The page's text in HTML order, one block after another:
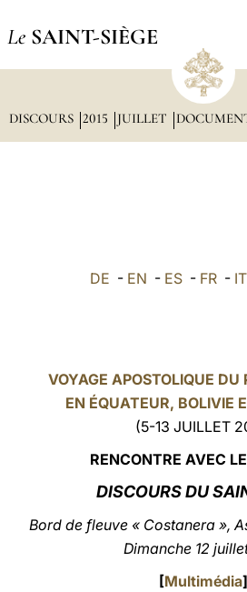
Le SAINT-SIÈGE
DISCOURS 2015 JUILLET
DE - EN - ES - FR - IT
VOYAGE APOSTOLIQUE DU
EN ÉQUATEUR, BOLIVIE
(5-13 JUILLET
RENCONTRE AVEC
DISCOURS DU
Bord de fleuve « Costanera »,
Dimanche 12
[Multimédia]